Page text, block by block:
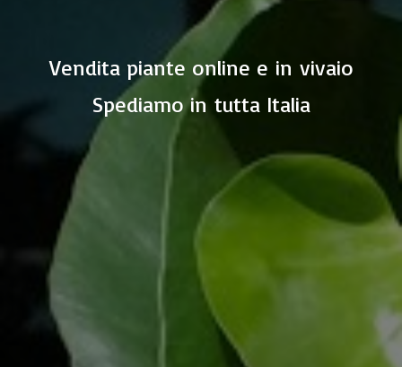
Vendita piante online e in vivaio
Spediamo in tutta Italia